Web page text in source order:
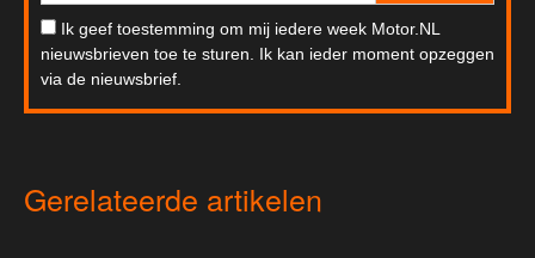
Ik geef toestemming om mij iedere week Motor.NL
nieuwsbrieven toe te sturen. Ik kan ieder moment opzeggen
via de nieuwsbrief.
Gerelateerde artikelen